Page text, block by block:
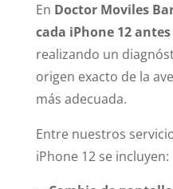
En Doctor Moviles
cada iPhone 12
realizando un
origen exacto de la
más adecuada.
Entre nuestros
iPhone 12 se incluyen: